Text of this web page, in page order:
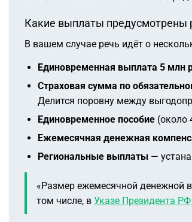
Какие выплаты предусмотрены
В вашем случае речь идёт о
Единовременная выплата 5 млн
Страховая сумма по
Делится поровну между
Единовременное пособие (около
Ежемесячная денежная
Региональные выплаты —
«Размер ежемесячной денежной
том числе, в Указе Президента